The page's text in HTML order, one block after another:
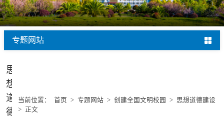
专题网站
思
想
道
德
当前位置： 首页 > 专题网站 > 创建全国文明校园 > 思想道德建设
>
正文